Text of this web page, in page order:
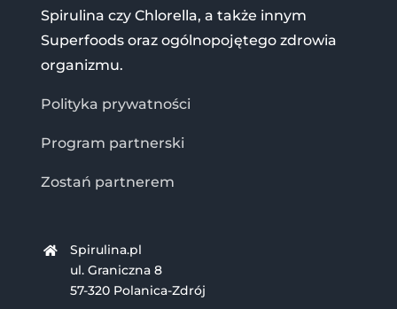
Spirulina czy Chlorella, a także innym
Superfoods oraz ogólnopojętego zdrowia
organizmu.
Polityka prywatności
Program partnerski
Zostań partnerem
Spirulina.pl
ul. Graniczna 8
57-320 Polanica-Zdrój